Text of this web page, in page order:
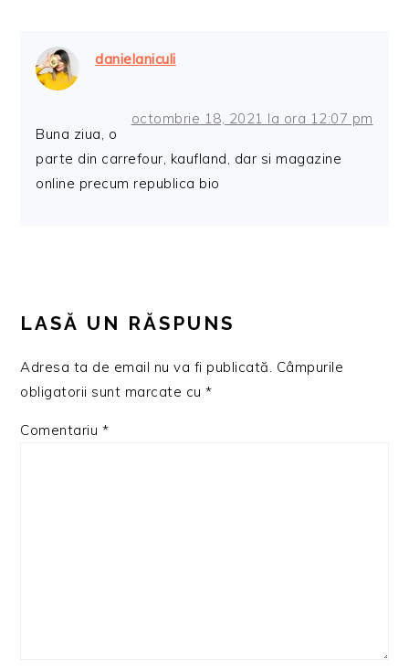
danielaniculi
octombrie 18, 2021 la ora 12:07 pm
Buna ziua, o
parte din carrefour, kaufland, dar si magazine
online precum republica bio
LASĂ UN RĂSPUNS
Adresa ta de email nu va fi publicată. Câmpurile
obligatorii sunt marcate cu*
Comentariu *